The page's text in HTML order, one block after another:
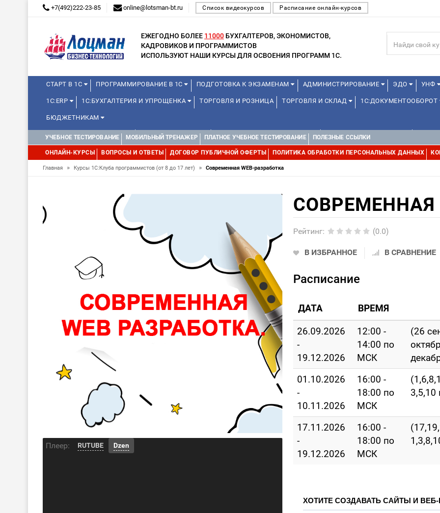
+7(492)222-23-85 online@lotsman-bt.ru Список видеокурсов Расписание онлайн-курсов
ЕЖЕГОДНО БОЛЕЕ 11000 БУХГАЛТЕРОВ, ЭКОНОМИСТОВ,
КАДРОВИКОВ И ПРОГРАММИСТОВ
ИСПОЛЬЗУЮТ НАШИ КУРСЫ ДЛЯ ОСВОЕНИЯ ПРОГРАММ 1С.
СТАРТ В 1С ПРОГРАММИРОВАНИЕ В 1С ПОДГОТОВКА К ЭКЗАМЕНАМ АДМИНИСТРИРОВАНИЕ ЭДО УНФ
1С:ERP 1С:БУХГАЛТЕРИЯ И УПРОЩЕНКА ТОРГОВЛЯ И РОЗНИЦА ТОРГОВЛЯ И СКЛАД 1С:ДОКУМЕНТООБОРОТ
БЮДЖЕТНИКАМ
КУРСЫ ДЛЯ ШКОЛЬНИКОВ ДЛЯ ШКОЛЬНИКОВ 1С:УПРАВЛЕНИЕ ХОЛДИНГОМ УПРАВЛЕНИЕ ПРОЕКТАМИ
WEB, JAVA И ANDROID
УЧЕБНОЕ ТЕСТИРОВАНИЕ МОБИЛЬНЫЙ ТРЕНАЖЕР ПЛАТНОЕ УЧЕБНОЕ ТЕСТИРОВАНИЕ ПОЛЕЗНЫЕ ССЫЛКИ
ОНЛАЙН-КУРСЫ ВОПРОСЫ И ОТВЕТЫ ДОГОВОР ПУБЛИЧНОЙ ОФЕРТЫ ПОЛИТИКА ОБРАБОТКИ ПЕРСОНАЛЬНЫХ ДАННЫХ
Главная » Курсы 1С:Клуба программистов (от 8 до 17 лет) » Современная WEB-разработка
Плеер: RUTUBE Dzen
СОВРЕМЕННАЯ
Рейтинг: (0.0)
В ИЗБРАННОЕ В СРАВНЕНИЕ
Расписание
ДАТА ВРЕМЯ
26.09.2026
-
19.12.2026
12:00 -
14:00 по
МСК
(26
01.10.2026
-
10.11.2026
16:00 -
18:00 по
МСК
3,5,10
17.11.2026
-
19.12.2026
16:00 -
18:00 по
МСК
ХОТИТЕ СОЗДАВАТЬ САЙТЫ И